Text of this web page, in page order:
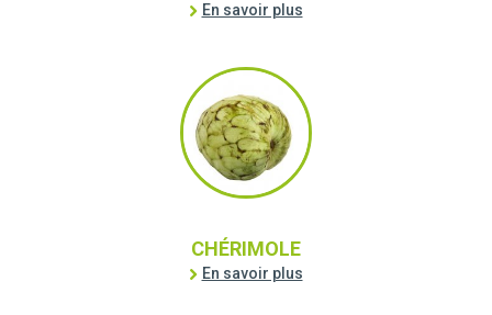
En savoir plus
CHÉRIMOLE
En savoir plus